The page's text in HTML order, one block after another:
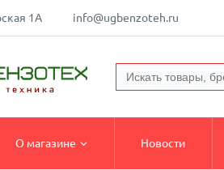
1А info@ugbenzoteh.ru
О магазине Новости